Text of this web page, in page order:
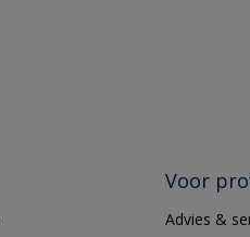
Voor
Advies &